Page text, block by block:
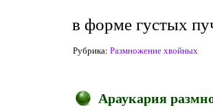
в форме густых
Рубрика: Размножение хвойных
Араукария